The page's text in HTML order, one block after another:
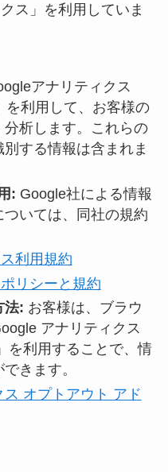
ス」を利用していま
アナリティクス
を利用して、お客様の
析します。これらの
する情報は含まれま
: Google社による情報
いては、同社の規約
利用規約
リシーと規約
法: お客様は、ブラウ
アナリティクス
を利用することで、情
きます。
オプトアウト アド